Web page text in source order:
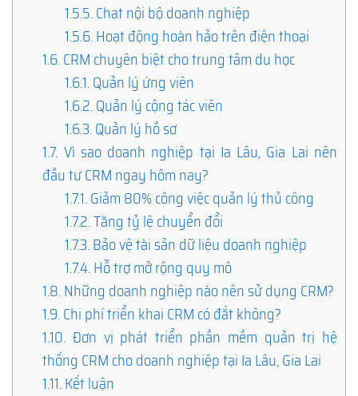
1.5.5.Chat nội bộ doanh nghiệp
1.5.6.Hoạt động hoàn hảo trên điện thoại
1.6.CRM chuyên biệt cho trung tâm du học
1.6.1.Quản lý ứng viên
1.6.2.Quản lý cộng tác viên
1.6.3.Quản lý hồ sơ
1.7. Vì sao doanh nghiệp tại Ia Lâu, Gia Lai nên
đầu tư CRM ngay hôm nay?
1.7.1.Giảm 80% công việc quản lý thủ công
1.7.2.Tăng tỷ lệ chuyển đổi
1.7.3.Bảo vệ tài sản dữ liệu doanh nghiệp
1.7.4.Hỗ trợ mở rộng quy mô
1.8.Những doanh nghiệp nào nên sử dụng CRM?
1.9.Chi phí triển khai CRM có đắt không?
1.10. Đơn vị phát triển phần mềm quản trị hệ
thống CRM cho doanh nghiệp tại Ia Lâu, Gia Lai
1.11.Kết luận